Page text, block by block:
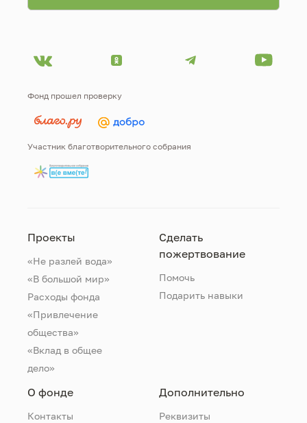
Фонд прошел проверку
Участник благотворительного собрания
Проекты
«Не разлей вода»
«В большой мир»
Расходы фонда
«Привлечение
общества»
«Вклад в общее
дело»
Сделать
пожертвование
Помочь
Подарить навыки
О фонде
Контакты
Дополнительно
Реквизиты